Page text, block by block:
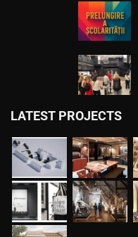
LATEST PROJECTS